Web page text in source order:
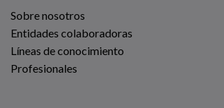
Sobre nosotros
Entidades colaboradoras
Líneas de conocimiento
Profesionales